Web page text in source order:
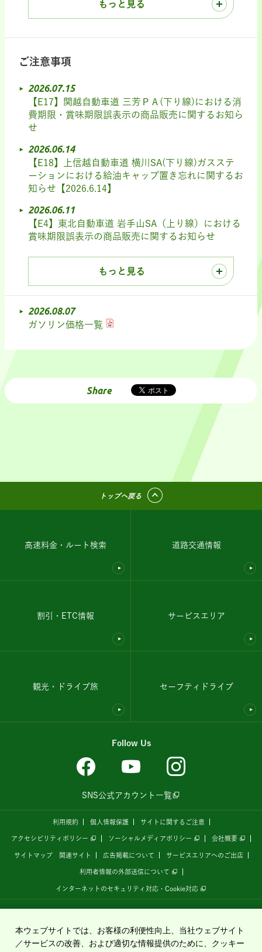
もっと見る
ご注意事項
2026.07.15
【E17】関越自動車道 三芳ＰＡ(下り線)における消
費期限・賞味期限誤表示の商品販売に関するお知ら
せ
2026.06.14
【E18】上信越自動車道 横川SA(下り線)ガスステ
ーションにおける給油キャップ置き忘れに関するお
知らせ【2026.6.14】
2026.06.11
【E4】東北自動車道 岩手山SA（上り線）における
賞味期限誤表示の商品販売に関するお知らせ
もっと見る
2026.08.07
ガソリン価格一覧
Share
トップへ戻る
高速料金・ルート検索 道路交通情報
割引・ETC情報 サービスエリア
観光・ドライブ旅 セーフティドライブ
Follow Us
SNS公式アカウント一覧
利用規約 個人情報保護 サイトに関するご注意
アクセシビリティポリシー ソーシャルメディアポリシー 会社概要
サイトマップ 関連サイト 広告掲載について サービスエリアへのご出店
利用者情報の外部送信について
インターネットのセキュリティ対応・Cookie対応
運営しています。
本ウェブサイトでは、お客様の利便性向上、当社ウェブサイト
／サービスの改善、および適切な情報提供のために、クッキー